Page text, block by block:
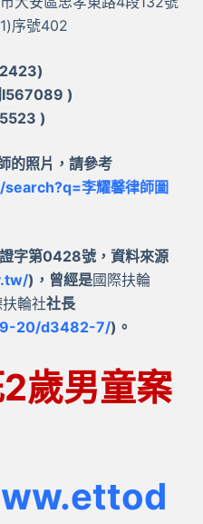
序號402
I567089 )
)
的照片，請參考
李耀馨律師圖
字第0428號，資料來源
)，曾經是國際扶輪
輪社社長
20/d3482-7/)。
歲男童案